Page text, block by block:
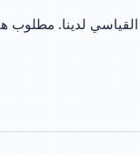
لدينا. مطلوب